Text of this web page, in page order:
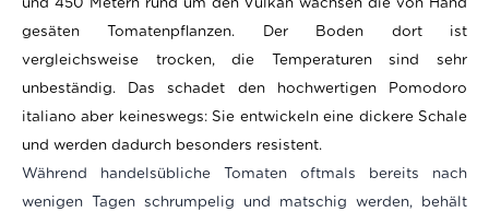
gesäten Tomatenpflanzen. Der Boden dort ist
vergleichsweise trocken, die Temperaturen sind sehr
unbeständig. Das schadet den hochwertigen Pomodoro
italiano aber keineswegs: Sie entwickeln eine dickere Schale
und werden dadurch besonders resistent.
Während handelsübliche Tomaten oftmals bereits nach
wenigen Tagen schrumpelig und matschig werden, behält